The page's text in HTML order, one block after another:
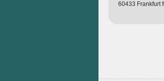
60433 Frankfurt